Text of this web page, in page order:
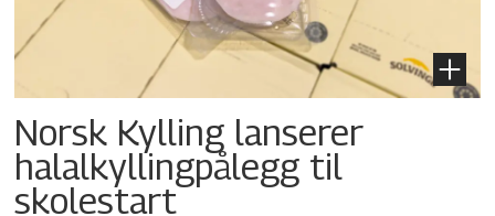
Norsk Kylling lanserer
halalkyllingpålegg til
skolestart